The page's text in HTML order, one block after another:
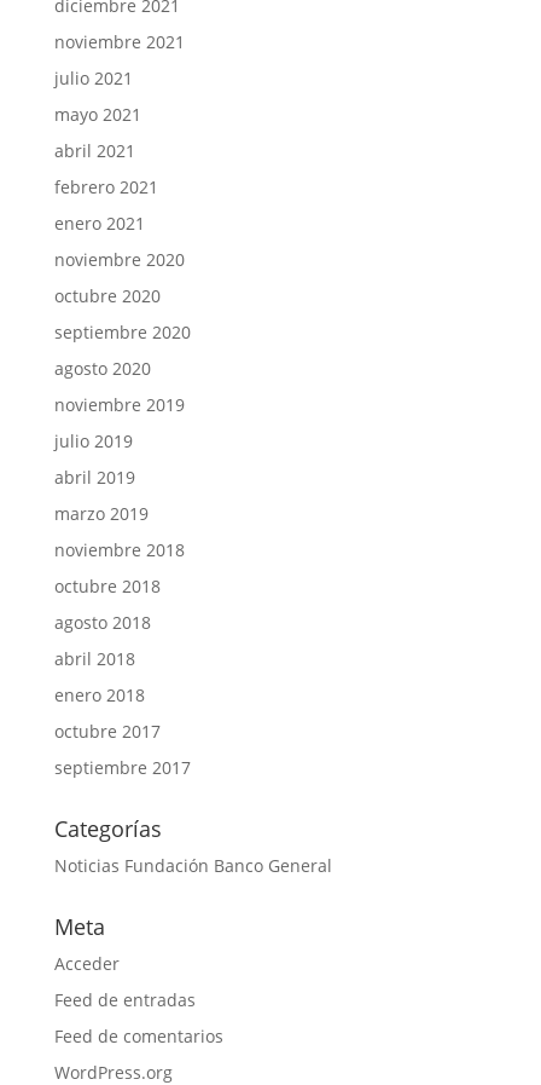
diciembre 2021
noviembre 2021
julio 2021
mayo 2021
abril 2021
febrero 2021
enero 2021
noviembre 2020
octubre 2020
septiembre 2020
agosto 2020
noviembre 2019
julio 2019
abril 2019
marzo 2019
noviembre 2018
octubre 2018
agosto 2018
abril 2018
enero 2018
octubre 2017
septiembre 2017
Categorías
Noticias Fundación Banco General
Meta
Acceder
Feed de entradas
Feed de comentarios
WordPress.org